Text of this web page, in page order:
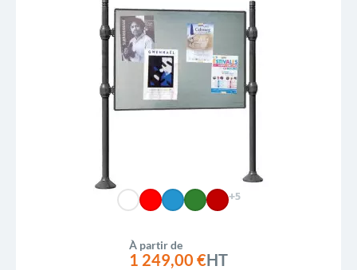
+5
À partir de
1 249,00 €HT